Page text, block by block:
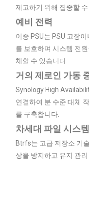
제고하기 위해 집중할
예비 전력
이증 PSU는 PSU 고장
를 보호하며 시스템 전
체할 수 있습니다.
거의 제로인 가동
Synology High
연결하여 분 수준 대체
를 구축합니다.
차세대 파일 시스템
Btrfs는 고급 저장소 기
상을 방지하고 유지 관